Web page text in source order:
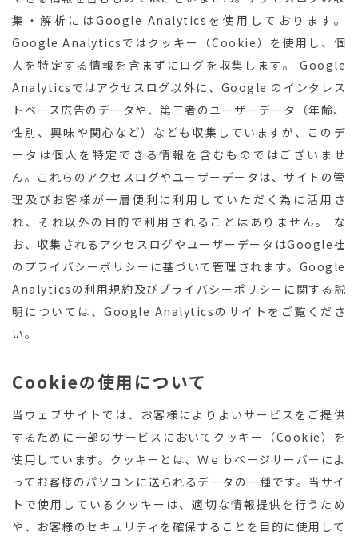
集・解析にはGoogle Analyticsを使用しております。
Google Analyticsではクッキー（Cookie）を使用し、個
人を特定する情報を含まずにログを収集します。 Google
Analyticsではアクセスログ以外に、Google のインタレス
トベース広告のデータや、第三者のユーザーデータ（年齢、
性別、興味や関心など）なども収集していますが、このデ
ータは個人を特定できる情報を含むものではございませ
ん。これらのアクセスログやユーザーデータは、サイトの管
理及びお客様が一層便利に利用していただく為に活用さ
れ、それ以外の目的で利用されることはありません。 な
お、収集されるアクセスログやユーザーデータはGoogle社
のプライバシーポリシーに基づいて管理されます。Google
Analyticsの利用規約及びプライバシーポリシーに関する説
明については、Google Analyticsのサイトをご覧くださ
い。
Cookieの使用について
当ウェブサイトでは、お客様によりよいサービスをご提供
するために一部のサービスにおいてクッキー（Cookie）を
使用しています。クッキーとは、Ｗｅｂページサーバーによ
ってお客様のパソコンに送られるデータの一種です。当サイ
トで使用しているクッキーは、適切な情報提供を行うため
や、お客様のセキュリティを確保することを目的に使用して